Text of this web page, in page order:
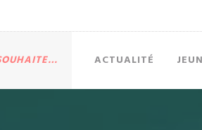
ACTUALITÉ